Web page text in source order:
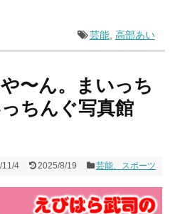
芸能, 高部あい
〜ん。まいっち
ちんぐ写真館
11/4 2025/8/19 芸能、スポーツ